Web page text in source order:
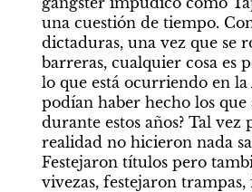
una cuestión de tiempo.
dictaduras, una vez que se
barreras, cualquier cosa es
lo que está ocurriendo en la
podían haber hecho los
durante estos años? Tal vez
realidad no hicieron nada
Festejaron títulos pero
vivezas, festejaron trampas,